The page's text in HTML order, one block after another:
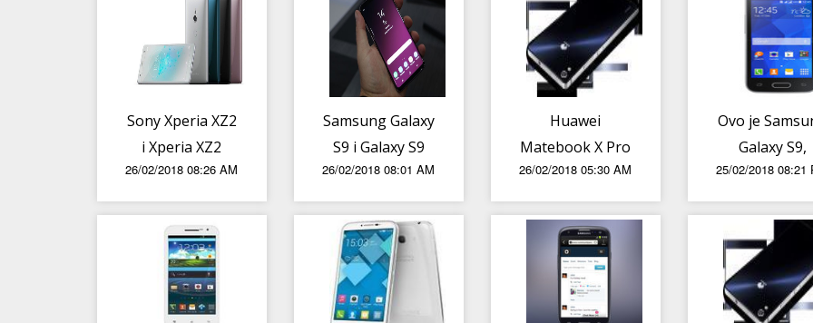
Sony Xperia XZ2
i Xperia XZ2
Compact –
službeno
predstavljeni
[Dopuna –
fotografije
uživo]
26/02/2018 08:26 AM
Samsung Galaxy
S9 i Galaxy S9
Plus – Prvi
dojmovi [Video]
26/02/2018 08:01 AM
Huawei
Matebook X Pro
s 3K FullView
zaslonom na
dodir
26/02/2018 05:30 AM
Ovo je
Galaxy S9,
znamo i
dolazi u
Hrvatsku
25/02/2018 08:21